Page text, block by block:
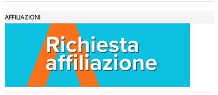
AFFILIAZIONI